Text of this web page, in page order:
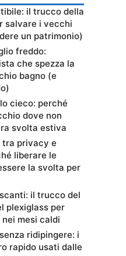
il trucco della
salvare i vecchi
un patrimonio)
freddo:
che spezza la
bagno (e
cieco: perché
dove non
svolta estiva
privacy e
liberare le
la svolta per
il trucco del
plexiglass per
nei mesi caldi
ridipingere: i
rapido usati dalle